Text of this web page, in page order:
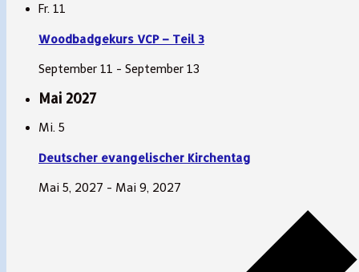
Fr. 11
Woodbadgekurs VCP – Teil 3
September 11 - September 13
Mai 2027
Mi. 5
Deutscher evangelischer Kirchentag
Mai 5, 2027 - Mai 9, 2027